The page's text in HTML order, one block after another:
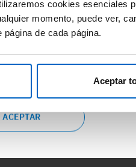
cookies esenciales
momento, puede ver,
de cada página.
Aceptar
con las distintas
para ser
ACEPTAR
#Adherencia
#Osteoporosis